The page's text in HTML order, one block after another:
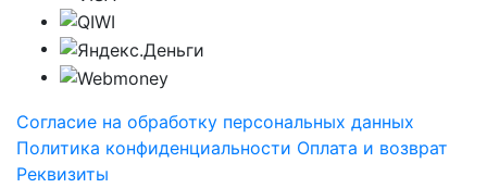
Согласие на обработку персональных данных
Политика конфиденциальности Оплата и возврат
Реквизиты